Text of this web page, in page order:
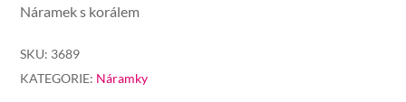
Náramek s korálem
SKU: 3689
KATEGORIE: Náramky